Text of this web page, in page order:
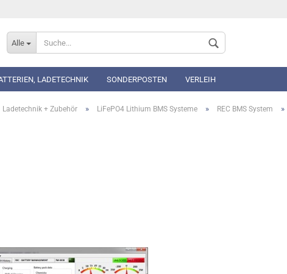
Alle
LADETECHNIK SONDERPOSTEN VERLEIH
Ladetechnik + Zubehör » LiFePO4 Lithium BMS Systeme » REC BMS System »